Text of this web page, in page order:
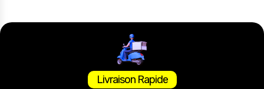
Livraison Rapide